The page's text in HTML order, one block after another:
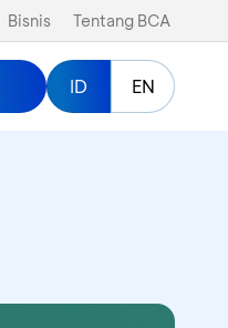
Bisnis Tentang BCA
ID EN